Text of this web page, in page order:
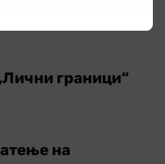
граници“
на